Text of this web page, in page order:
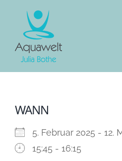
content
WANN
5. Februar 2025 - 12.
15:45 - 16:15